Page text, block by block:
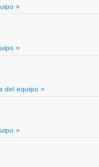
»
»
del equipo »
»